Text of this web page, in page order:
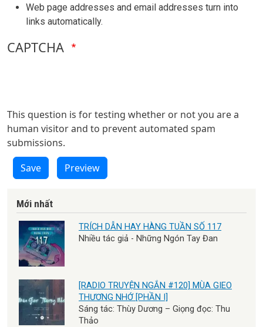
Web page addresses and email addresses turn into
links automatically.
CAPTCHA
This question is for testing whether or not you are a
human visitor and to prevent automated spam
submissions.
Save
Preview
Mới nhất
TRÍCH DẪN HAY HÀNG TUẦN SỐ 117
Nhiều tác giả - Những Ngón Tay Đan
[RADIO TRUYỆN NGẮN #120] MÙA GIEO
THƯƠNG NHỚ [PHẦN I]
Sáng tác: Thùy Dương – Giọng đọc: Thu
Thảo